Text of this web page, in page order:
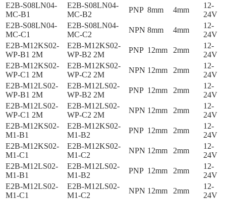
E2B-S08LN04-
MC-B1
E2B-S08LN04-
MC-B2
PNP 8mm 4mm
12-
24V
E2B-S08LN04-
MC-C1
E2B-S08LN04-
MC-C2
NPN 8mm 4mm
12-
24V
E2B-M12KS02-
WP-B1 2M
E2B-M12KS02-
WP-B2 2M
PNP 12mm 2mm
12-
24V
E2B-M12KS02-
WP-C1 2M
E2B-M12KS02-
WP-C2 2M
NPN 12mm 2mm
12-
24V
E2B-M12LS02-
WP-B1 2M
E2B-M12LS02-
WP-B2 2M
PNP 12mm 2mm
12-
24V
E2B-M12LS02-
WP-C1 2M
E2B-M12LS02-
WP-C2 2M
NPN 12mm 2mm
12-
24V
E2B-M12KS02-
M1-B1
E2B-M12KS02-
M1-B2
PNP 12mm 2mm
12-
24V
E2B-M12KS02-
M1-C1
E2B-M12KS02-
M1-C2
NPN 12mm 2mm
12-
24V
E2B-M12LS02-
M1-B1
E2B-M12LS02-
M1-B2
PNP 12mm 2mm
12-
24V
E2B-M12LS02-
M1-C1
E2B-M12LS02-
M1-C2
NPN 12mm 2mm
12-
24V